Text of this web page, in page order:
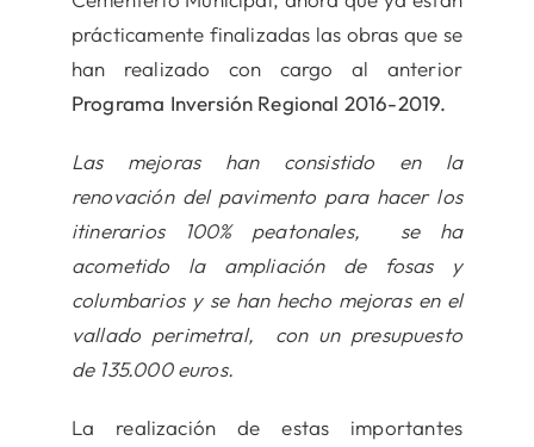
prácticamente finalizadas las obras que se
han realizado con cargo al anterior
Programa Inversión Regional 2016-2019.
Las mejoras han consistido en la
renovación del pavimento para hacer los
itinerarios 100% peatonales, se ha
acometido la ampliación de fosas y
columbarios y se han hecho mejoras en el
vallado perimetral, con un presupuesto
de 135.000 euros.
La realización de estas importantes